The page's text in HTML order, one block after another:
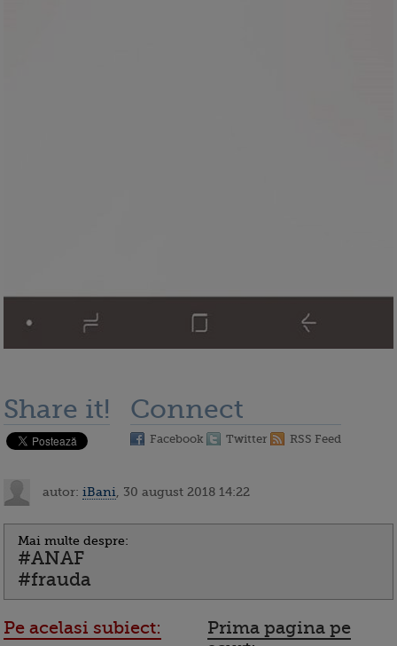
Share it! Connect
Facebook Twitter RSS Feed
autor: iBani , 30 august 2018 14:22
Mai multe despre:
#ANAF
#frauda
Pe acelasi subiect:
Prima pagina pe